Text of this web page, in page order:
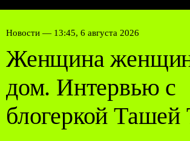
Новости — 13:45, 6 августа 2026
Женщина
дом. Интервью с
блогеркой Ташей